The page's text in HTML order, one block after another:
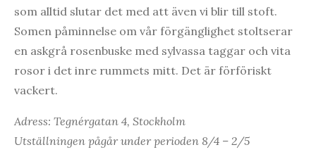
som alltid slutar det med att även vi blir till stoft.
Somen påminnelse om vår förgänglighet stoltserar
en askgrå rosenbuske med sylvassa taggar och vita
rosor i det inre rummets mitt. Det är förföriskt
vackert.
Adress: Tegnérgatan 4, Stockholm
Utställningen pågår under perioden 8/4 – 2/5